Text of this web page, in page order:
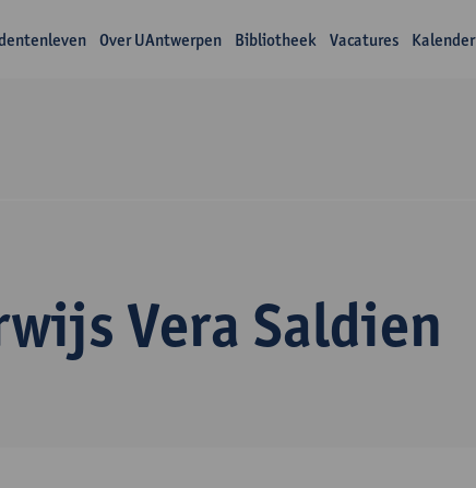
Over UAntwerpen Bibliotheek Vacatures Kalender
Vera Saldien